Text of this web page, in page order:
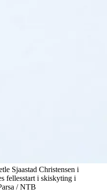
Sjaastad Christensen i
fellesstart i skiskyting i
/ NTB